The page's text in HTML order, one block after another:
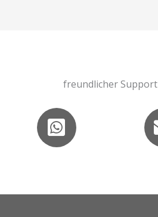
freundlicher Support